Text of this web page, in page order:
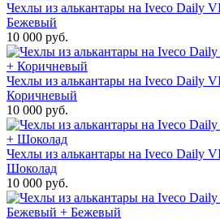
Чехлы из алькантары на Iveco Daily
Бежевый
10 000 руб.
Чехлы из алькантары на Iveco Daily
Коричневый
10 000 руб.
Чехлы из алькантары на Iveco Daily
Шоколад
10 000 руб.